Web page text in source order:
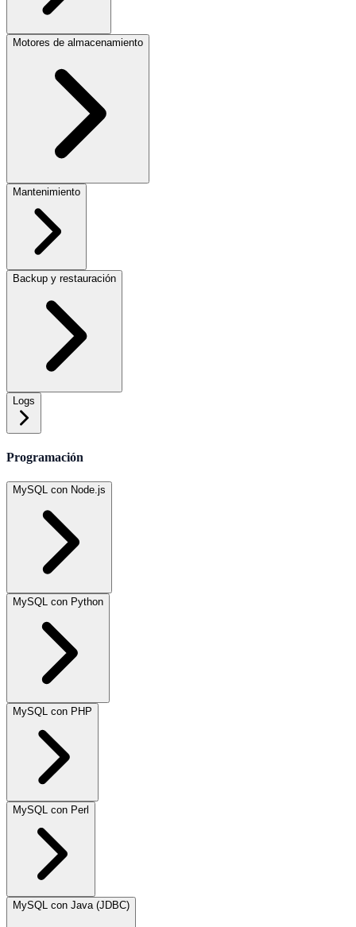
Motores de almacenamiento
Mantenimiento
Backup y restauración
Logs
Programación
MySQL con Node.js
MySQL con Python
MySQL con PHP
MySQL con Perl
MySQL con Java (JDBC)